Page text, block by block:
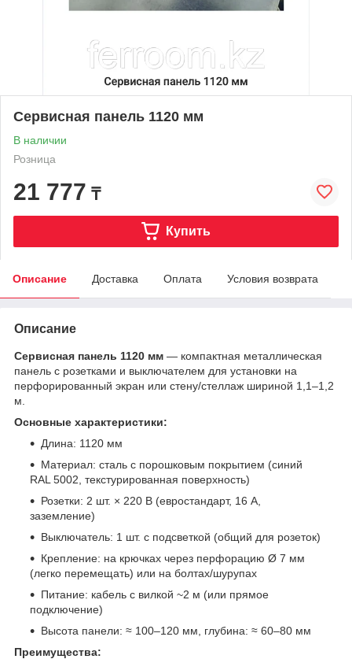
Сервисная панель 1120 мм
В наличии
Розница
21 777 ₸
Купить
Описание Доставка Оплата Условия возврата
Описание
Сервисная панель 1120 мм — компактная металлическая
панель с розетками и выключателем для установки на
перфорированный экран или стену/стеллаж шириной 1,1–1,2
м.
Основные характеристики:
Длина: 1120 мм
Материал: сталь с порошковым покрытием (синий
RAL 5002, текстурированная поверхность)
Розетки: 2 шт. × 220 В (евростандарт, 16 А,
заземление)
Выключатель: 1 шт. с подсветкой (общий для розеток)
Крепление: на крючках через перфорацию Ø 7 мм
(легко перемещать) или на болтах/шурупах
Питание: кабель с вилкой ~2 м (или прямое
подключение)
Высота панели: ≈ 100–120 мм, глубина: ≈ 60–80 мм
Преимущества: